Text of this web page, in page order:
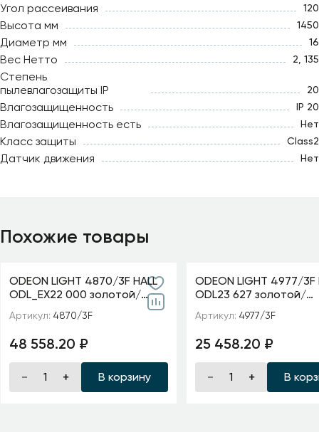
Угол рассеивания 120
Высота мм 1450
Диаметр мм 16
Вес Нетто 2, 135
Степень
пылевлагозащиты IP
20
Влагозащищенность IP 20
Влагозащищенность есть Нет
Класс защиты Class2
Датчик движения Нет
Похожие товары
ODEON LIGHT 4870/3F HALL
ODL_EX22 000 золотой/
чёрный/стекло Торшер E14
3*40W VENTAGLIO
Артикул: 4870/3F
48 558.20 ₽
В корзину
ODEON LIGHT 4977/3F
ODL23 627 золотой/
хрусталь Торшер E14
VERSIA
Артикул: 4977/3F
25 458.20 ₽
В